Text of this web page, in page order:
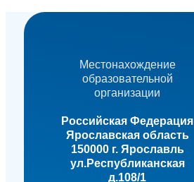
Местонахождение
образовательной
организации
Российская Федерация
Ярославская область
150000 г. Ярославль
ул.Республиканская
д.108/1